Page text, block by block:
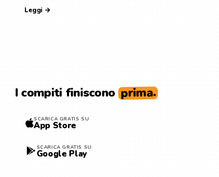
Leggi →
I compiti finiscono prima.
SCARICA GRATIS SU
App Store
SCARICA GRATIS SU
Google Play